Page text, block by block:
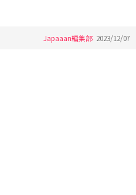
Japaaan編集部 2023/12/07